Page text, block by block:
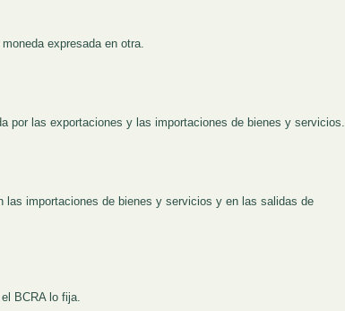
expresada en otra.
por las exportaciones y las importaciones de bienes y servicios.
las importaciones de bienes y servicios y en las salidas de
BCRA lo fija.